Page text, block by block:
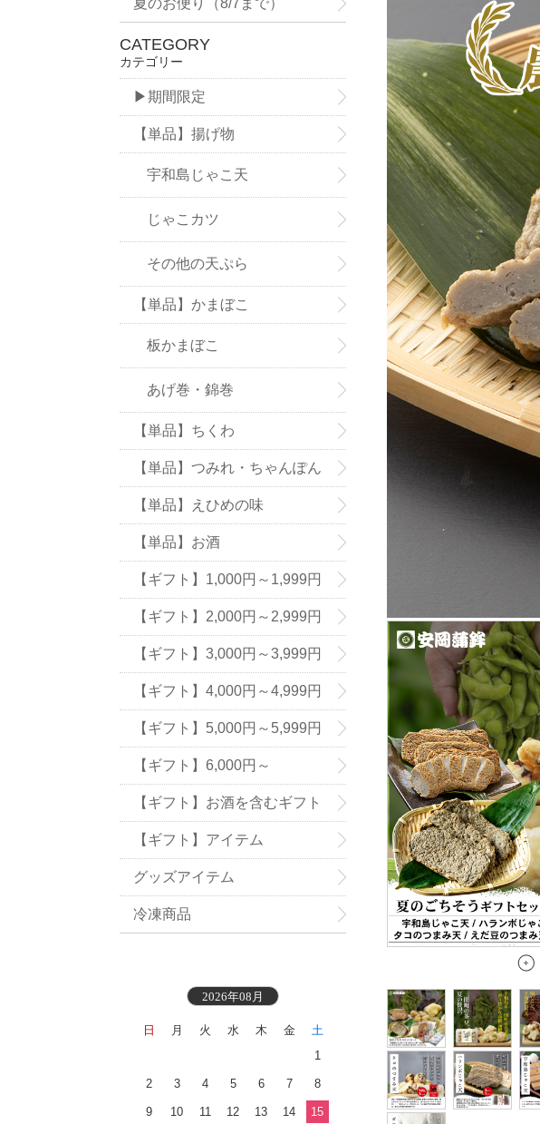
夏のお便り（8/7まで）
CATEGORY
カテゴリー
▶期間限定
【単品】揚げ物
宇和島じゃこ天
じゃこカツ
その他の天ぷら
【単品】かまぼこ
板かまぼこ
あげ巻・錦巻
【単品】ちくわ
【単品】つみれ・ちゃんぽん
の具
【単品】えひめの味
【単品】お酒
【ギフト】1,000円～1,999円
【ギフト】2,000円～2,999円
【ギフト】3,000円～3,999円
【ギフト】4,000円～4,999円
【ギフト】5,000円～5,999円
【ギフト】6,000円～
【ギフト】お酒を含むギフト
【ギフト】アイテム
グッズアイテム
冷凍商品
2026年08月
日 月 火 水 木 金
土
1
2 3 4 5 6 7 8
9 10 11 12 13 14 15